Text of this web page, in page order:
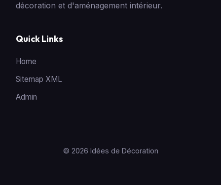
décoration et d'aménagement intérieur.
Quick Links
Home
Sitemap XML
Admin
© 2026 Idées de Décoration